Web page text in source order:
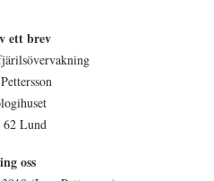
ett brev
62 Lund
oss